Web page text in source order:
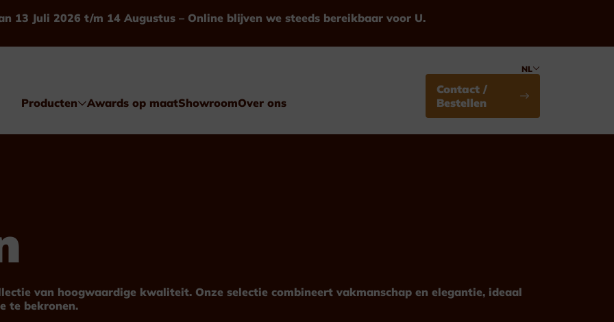
13 Juli 2026 t/m 14 Augustus – Online blijven we steeds bereikbaar voor U.
Producten
Glas & Kristal
Plexiglas
Standaard
Awards op maatShowroomOver ons
NL
Contact /
Bestellen
van hoogwaardige kwaliteit. Onze selectie combineert vakmanschap en elegantie, ideaal
te bekronen.